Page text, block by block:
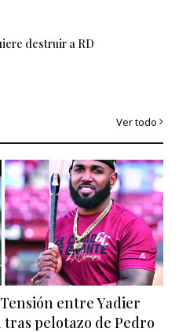
destruir a RD
Ver todo
Tensión entre Yadier
pelotazo de Pedro